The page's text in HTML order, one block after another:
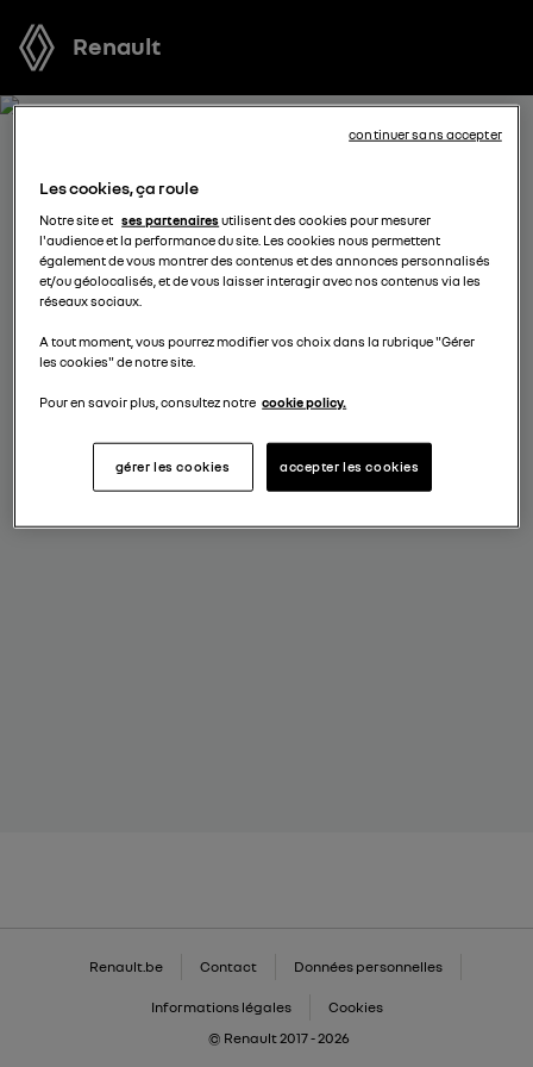
Renault
RÉSERVEZ UN ESSAI POUR
ARKANA FULL HYBRID E-
TECH
Réservez l’un de nos modèles pour profiter d’un essai
votre décision.
complétez vos coordonnées
Renault.be Contact Données personnelles
Informations légales
Cookies
© Renault 2017 - 2026
Les cookies, ça roule
Notre site et ses partenairesutilisent des cookies pour mesurer
l'audience et la performance du site. Les cookies nous permettent
également de vous montrer des contenus et des annonces personnalisés
et/ou géolocalisés, et de vous laisser interagir avec nos contenus via les
réseaux sociaux.
A tout moment, vous pourrez modifier vos choix dans la rubrique "Gérer
les cookies" de notre site.
Pour en savoir plus, consultez notre cookie policy.
accepter les cookies
gérer les cookies
continuer sans accepter